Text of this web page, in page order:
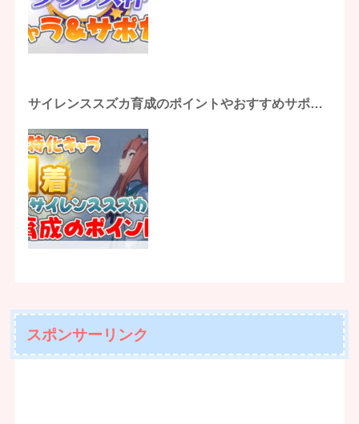
サイレンススズカ育成のポイントやおすすめサポカ
解説
スポンサーリンク